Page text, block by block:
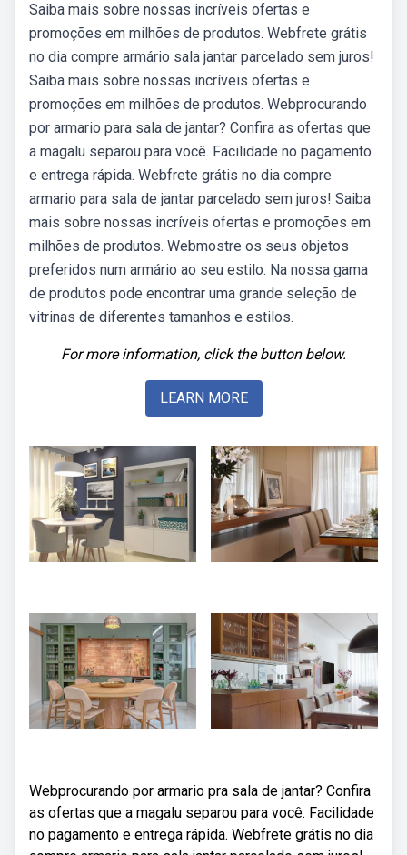
Saiba mais sobre nossas incríveis ofertas e
promoções em milhões de produtos. Webfrete grátis
no dia compre armário sala jantar parcelado sem juros!
Saiba mais sobre nossas incríveis ofertas e
promoções em milhões de produtos. Webprocurando
por armario para sala de jantar? Confira as ofertas que
a magalu separou para você. Facilidade no pagamento
e entrega rápida. Webfrete grátis no dia compre
armario para sala de jantar parcelado sem juros! Saiba
mais sobre nossas incríveis ofertas e promoções em
milhões de produtos. Webmostre os seus objetos
preferidos num armário ao seu estilo. Na nossa gama
de produtos pode encontrar uma grande seleção de
vitrinas de diferentes tamanhos e estilos.
For more information, click the button below.
LEARN MORE
Webprocurando por armario pra sala de jantar? Confira
as ofertas que a magalu separou para você. Facilidade
no pagamento e entrega rápida. Webfrete grátis no dia